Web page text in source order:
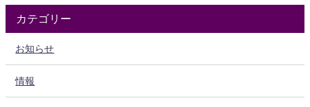
カテゴリー
お知らせ
情報